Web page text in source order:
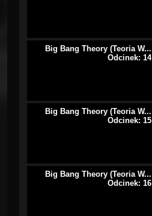
Big Bang Theory (Teoria W...
Odcinek: 14
Big Bang Theory (Teoria W...
Odcinek: 15
Big Bang Theory (Teoria W...
Odcinek: 16